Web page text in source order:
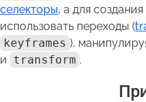
селекторы, а для
использовать переходы (
keyframes ),
и transform .